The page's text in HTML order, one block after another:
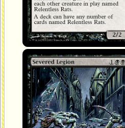
Légion sectionnée